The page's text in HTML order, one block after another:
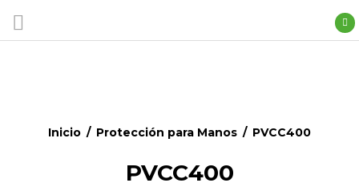
Inicio / Protección para Manos / PVCC400
PVCC400